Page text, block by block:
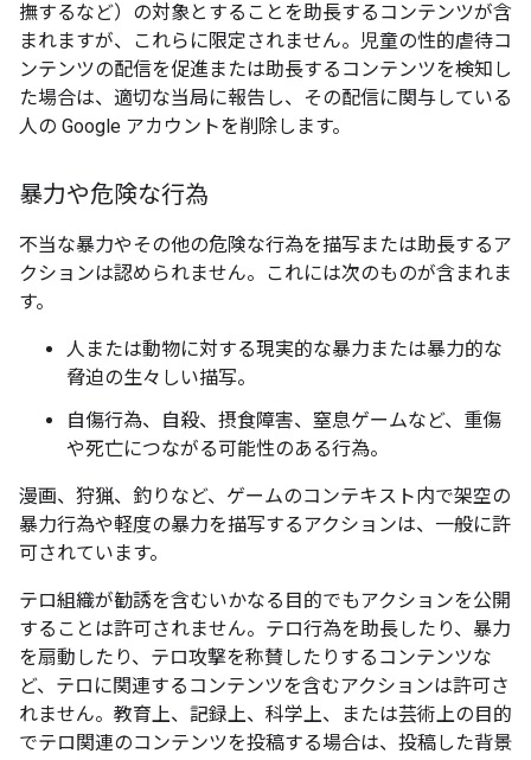
撫するなど）の対象とすることを助長するコンテンツが含
まれますが、これらに限定されません。児童の性的虐待コ
ンテンツの配信を促進または助長するコンテンツを検知し
た場合は、適切な当局に報告し、その配信に関与している
人の Google アカウントを削除します。
暴力や危険な行為
不当な暴力やその他の危険な行為を描写または助長するア
クションは認められません。これには次のものが含まれま
す。
人または動物に対する現実的な暴力または暴力的な
脅迫の生々しい描写。
自傷行為、自殺、摂食障害、窒息ゲームなど、重傷
や死亡につながる可能性のある行為。
漫画、狩猟、釣りなど、ゲームのコンテキスト内で架空の
暴力行為や軽度の暴力を描写するアクションは、一般に許
可されています。
テロ組織が勧誘を含むいかなる目的でもアクションを公開
することは許可されません。テロ行為を助長したり、暴力
を扇動したり、テロ攻撃を称賛したりするコンテンツな
ど、テロに関連するコンテンツを含むアクションは許可さ
れません。教育上、記録上、科学上、または芸術上の目的
でテロ関連のコンテンツを投稿する場合は、投稿した背景